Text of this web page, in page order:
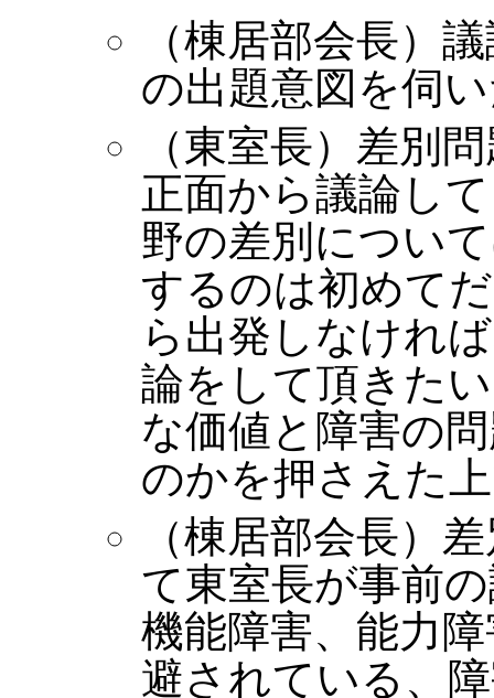
（棟居部会長）
の出題意図を伺
（東室長）差別
正面から議論し
野の差別につい
するのは初めて
ら出発しなけれ
論をして頂きた
な価値と障害の
のかを押さえた
（棟居部会長）
て東室長が事前
機能障害、能力
避されている、